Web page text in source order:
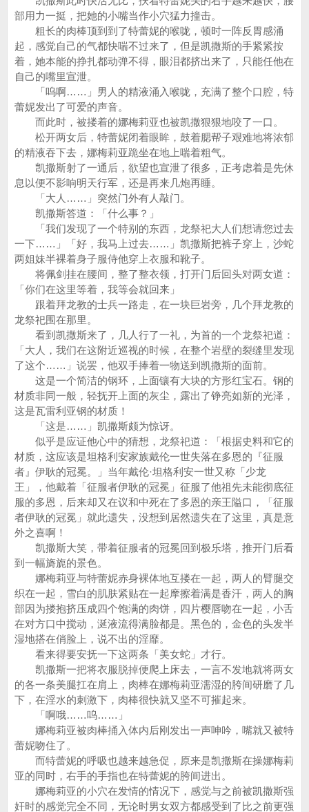
部用力一挺，把她的小嘴当作小穴猛力撞击。
粗长的肉棒顶到到了特蕾妮的喉咙，顿时一阵反胃感涌
起，感觉自己的气都快喘不过来了，但是凯撒斯的手紧紧按
着，她本能的挣扎都动弹不得，眼泪都挤出来了，只能任他在
自己的嘴里宣泄。
「呜啊……」男人的精液涌入喉咙，充满了整个口腔，特
蕾妮发出了可爱的声音。
而此时，被搂着的娜梅莉亚也被凯撒狠狠地咬了一口。
松开两女后，特蕾妮闭着眼眸，鼓着腮帮子艰难地将浓郁
的精液吞下去，娜梅莉亚跪坐在地上喘着粗气。
凯撒斯射了一通后，欲望也宣泄了很多，正考虑着是先休
息以便不影响明天行军，还是再来几炮再睡。
「大人……」突然门外有人敲门。
凯撒斯答道：「什么事？」
「我们发现了一个特别的东西，龙祭祀大人们想请您过去
一下……」「好，我马上过去……」凯撒斯把裤子穿上，沙蛇
两姐妹半裸着身子服侍他穿上衣服和靴子。
将佩剑挂在腰间，整了整衣领，打开门后回头对两女道：
「你们在这里等着，我等会就回来」
跟着拜龙教的士兵一路走，在一块巨岩旁，几个拜龙教的
龙祭祀围在那里。
看到凯撒斯来了，几人行了一礼，为首的一个龙祭祀道：
「大人，我们在这附近巡视的时候，在整个岩壁的裂缝里发现
了这个……」说罢，他双手捧着一物送到凯撒斯的面前。
这是一个简洁的钢环，上面镶有大块的方形红宝石。钢的
材质非同一般，轻抚开上面的灰尘，露出了铮亮如新的光泽，
这是瓦雷利亚钢的材质！
「这是……」凯撒斯颇为惊讶。
似乎是应证他心中的猜想，龙祭祀道：「根据史料和它的
材质，这应该是坦格利安家族戴伦一世失落在多恩的『征服
者』伊耿的冠冕。」当年戴伦·坦格利安一世又称「少龙
王」，他戴着「征服者伊耿的冠冕」征服了他祖先未能彻底征
服的多恩，后来却又在议和中死在了多恩的亲王隘口，「征服
者伊耿的冠冕」就此遗失，没想到居然遗失在了这里，真是意
外之喜啊！
凯撒斯大笑，带着征服者的冠冕回到极乐塔，推开门后看
到一幅旖旎的景色。
娜梅莉亚与特蕾妮赤身裸体地互搂在一起，两人的臂腿交
织在一起，雪白的肌肤紧贴在一起摩擦着满是香汗，两人的胸
部因为搂抱挤压成四个饱满的肉饼，四片樱唇吻在一起，小舌
在对方口中搅动，涎液流得满脸都是。黑色的，金色的头发半
湿地搭在俏脸上，说不出的淫靡。
看来得要安抚一下这两条「美女蛇」才行。
凯撒斯一把将衣服脱掉便爬上床去，一言不发地就将两女
的各一条美腿扛在肩上，肉棒在娜梅莉亚濡湿的胯间研磨了几
下，在淫水的刺激下，肉棒很快就又坚不可摧起来。
「啊哦……呜……」
娜梅莉亚被肉棒捅入体内后刚发出一声呻吟，嘴就又被特
蕾妮吻住了。
而特蕾妮的呼吸也越来越急促，原来是凯撒斯在操娜梅莉
亚的同时，右手的手指也在特蕾妮的胯间进出。
娜梅莉亚的小穴在发情的情况下，感觉与之前被凯撒斯强
奸时的感觉完全不同，无论时男女双方都感受到了比之前更强